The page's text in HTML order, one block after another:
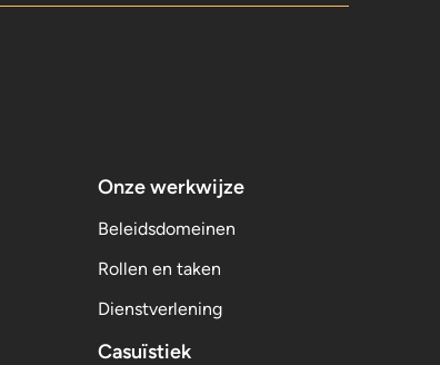
Onze werkwijze
Beleidsdomeinen
Rollen en taken
Dienstverlening
Casuïstiek